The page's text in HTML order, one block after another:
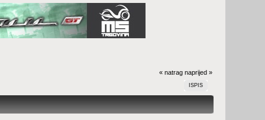
« natrag naprijed »
ISPIS